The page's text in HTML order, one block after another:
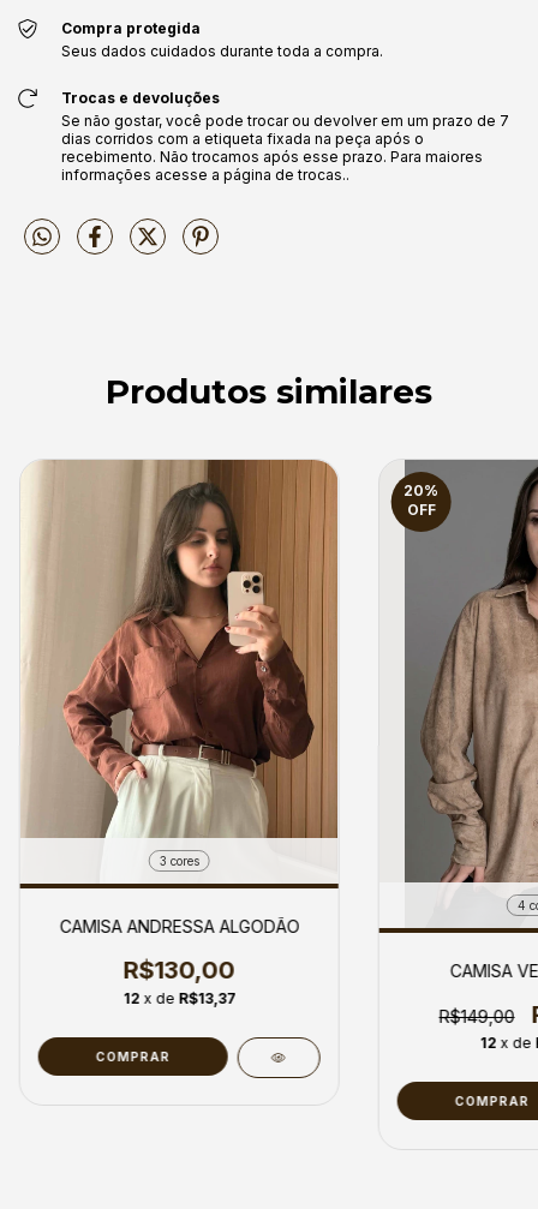
Compra protegida
Seus dados cuidados durante toda a compra.
Trocas e devoluções
Se não gostar, você pode trocar ou devolver em um prazo de 7
dias corridos com a etiqueta fixada na peça após o
recebimento. Não trocamos após esse prazo. Para maiores
informações acesse a página de trocas..
Produtos similares
3 cores
CAMISA ANDRESSA ALGODÃO
R$130,00
12 x de R$13,37
COMPRAR
20%
OFF
4
CAMISA
R$149,00
12 x de
COMPRAR